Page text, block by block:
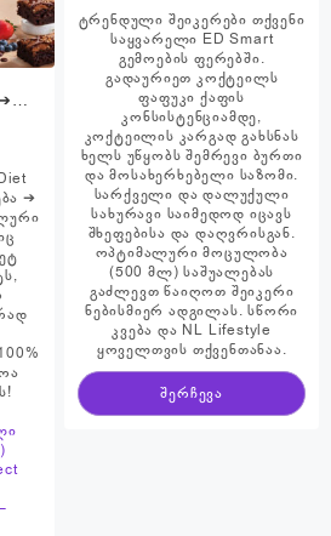
➔
➔
price
was:
19.00₾.
price
is:
13.20₾.
ტრენდული შეიკერები თქვენი
საყვარელი ED Smart
გემოების ფერებში.
გადაურიეთ კოქტეილს
ფაფუკი ქაფის
კონსისტენციამდე,
კოქტეილის კარგად გახსნას
ხელს უწყობს შემრევი ბურთი
და მოსახერხებელი საზომი.
სარქველი და დალუქული
სახურავი საიმედოდ იცავს
შხეფებისა და დაღვრისგან.
ოპტიმალური მოცულობა
(500 მლ) საშუალებას
გაძლევთ წაიღოთ შეიკერი
ნებისმიერ ადგილას. სწორი
კვება და NL Lifestyle
ყოველთვის თქვენთანაა.
შერჩევა
This
product
has
multiple
variants.
The
options
may
be
chosen
on
the
product
page